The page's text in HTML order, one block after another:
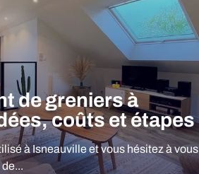
de greniers à
coûts et étapes
à Isneauville et vous hésitez à vous